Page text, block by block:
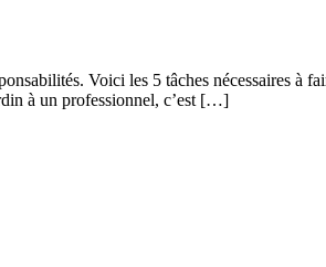
Voici les 5 tâches nécessaires à
à un professionnel, c’est […]